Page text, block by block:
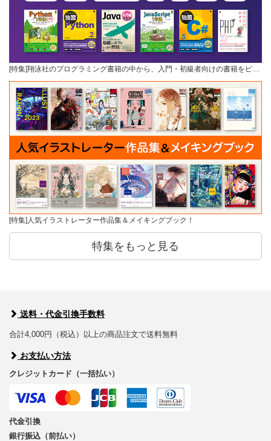
[特集]翔泳社のプログラミング書籍の中から、入門・初級者向けの書籍をピ…
[特集]人気イラストレーター作品集＆メイキングブック！
特集をもっと見る
送料・代金引換手数料
合計4,000円（税込）以上の商品注文で送料無料
お支払い方法
クレジットカード（一括払い）
代金引換
銀行振込（前払い）